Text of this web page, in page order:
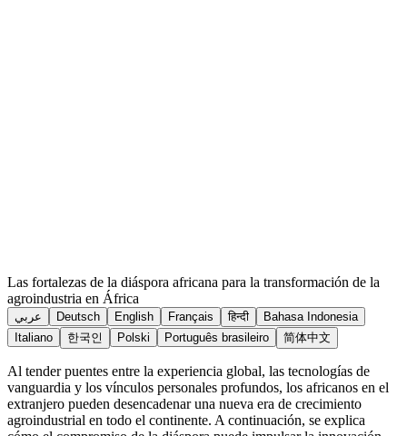
Las fortalezas de la diáspora africana para la transformación de la
agroindustria en África
عربي Deutsch English Français हिन्दी
Bahasa Indonesia
Italiano
한국인 Polski Português brasileiro 简体中文
Al tender puentes entre la experiencia global, las tecnologías de
vanguardia y los vínculos personales profundos, los africanos en el
extranjero pueden desencadenar una nueva era de crecimiento
agroindustrial en todo el continente. A continuación, se explica